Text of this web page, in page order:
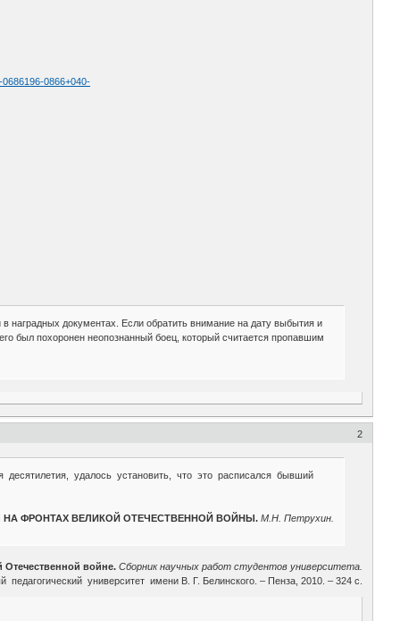
0866+040-
наградных документах. Если обратить внимание на дату выбытия и
был похоронен неопознанный боец, который считается пропавшим
2
десятилетия, удалось установить, что это расписался бывший
НА ФРОНТАХ ВЕЛИКОЙ ОТЕЧЕСТВЕННОЙ ВОЙНЫ. М.Н. Петрухин.
войне. Сборник научных работ студентов университета.
педагогический университет имени В. Г. Белинского. – Пенза, 2010. – 324 с.